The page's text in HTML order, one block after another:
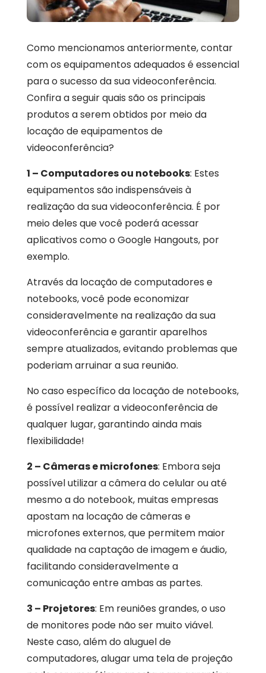
Como mencionamos anteriormente, contar
com os equipamentos adequados é essencial
para o sucesso da sua videoconferência.
Confira a seguir quais são os principais
produtos a serem obtidos por meio da
locação de equipamentos de
videoconferência?
1 – Computadores ou notebooks: Estes
equipamentos são indispensáveis à
realização da sua videoconferência. É por
meio deles que você poderá acessar
aplicativos como o Google Hangouts, por
exemplo.
Através da locação de computadores e
notebooks, você pode economizar
consideravelmente na realização da sua
videoconferência e garantir aparelhos
sempre atualizados, evitando problemas que
poderiam arruinar a sua reunião.
No caso específico da locação de notebooks,
é possível realizar a videoconferência de
qualquer lugar, garantindo ainda mais
flexibilidade!
2 – Câmeras e microfones: Embora seja
possível utilizar a câmera do celular ou até
mesmo a do notebook, muitas empresas
apostam na locação de câmeras e
microfones externos, que permitem maior
qualidade na captação de imagem e áudio,
facilitando consideravelmente a
comunicação entre ambas as partes.
3 – Projetores: Em reuniões grandes, o uso
de monitores pode não ser muito viável.
Neste caso, além do aluguel de
computadores, alugar uma tela de projeção